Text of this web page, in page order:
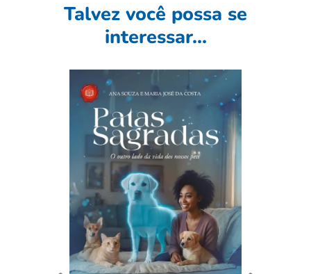
Talvez você possa se
interessar...